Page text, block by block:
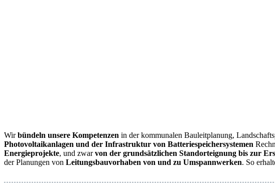
Wirbündeln unsere Kompetenzen in der kommunalen Bauleitplanung,
Photovoltaikanlagen und der Infrastruktur von Batteriespeichersystemen
Energieprojekte, und zwarvon der grundsätzlichen Standorteignung bis zur
der Planungen von Leitungsbauvorhaben von und zu Umspannwerken. So